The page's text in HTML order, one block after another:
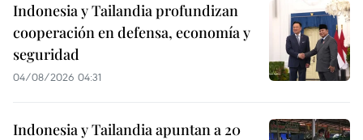
Indonesia y Tailandia profundizan
cooperación en defensa, economía y
seguridad
04/08/2026 04:31
Indonesia y Tailandia apuntan a 20